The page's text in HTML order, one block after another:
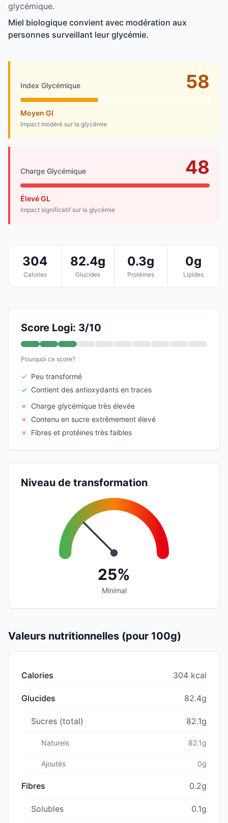
glycémique.
Miel biologique convient avec modération aux
personnes surveillant leur glycémie.
Index Glycémique 58
Moyen GI
Impact modéré sur la glycémie
Charge Glycémique 48
Élevé GL
Impact significatif sur la glycémie
304
Calories
82.4g
Glucides
0.3g
Protéines
0g
Lipides
Score Logi: 3/10
Pourquoi ce score?
✓ Peu transformé
✓ Contient des antioxydants en traces
✗
Charge glycémique très élevée
✗
Contenu en sucre extrêmement élevé
✗
Fibres et protéines très faibles
Niveau de transformation
25%
Minimal
Valeurs nutritionnelles (pour 100g)
Calories 304 kcal
Glucides 82.4g
Sucres (total) 82.1g
Naturels 82.1g
Ajoutés 0g
Fibres 0.2g
Solubles 0.1g